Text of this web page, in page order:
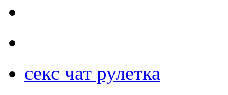
секс чат рулетка